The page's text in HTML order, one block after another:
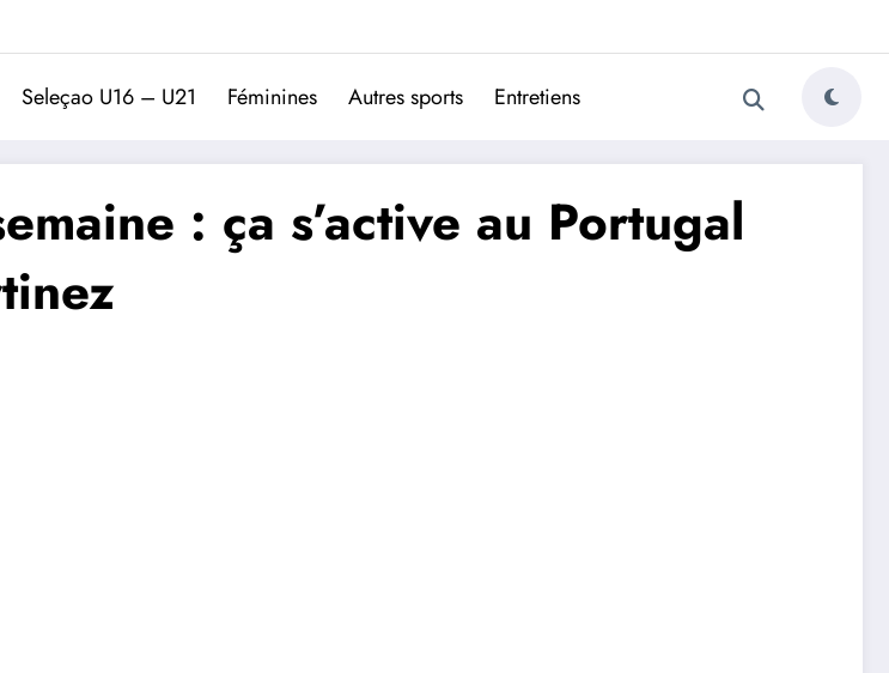
Trivela
L'actualité du football portugais
Seleçao U16 – U21 Féminines Autres sports Entretiens
: ça s’active au Portugal